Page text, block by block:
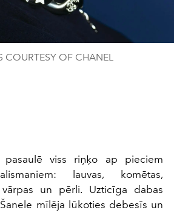
COURTESY OF CHANEL
pasaulē viss riņķo ap pieciem
lauvas, komētas,
vārpas un pērli. Uzticīga dabas
mīlēja lūkoties debesīs un